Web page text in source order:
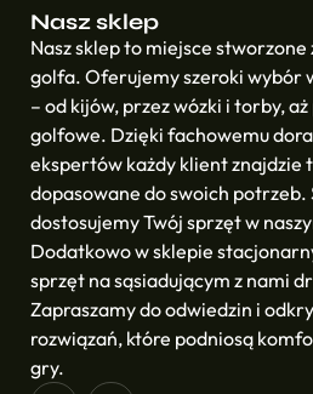
Nasz sklep
Nasz sklep to miejsce
golfa. Oferujemy szeroki wybór
– od kijów, przez wózki i torby,
golfowe. Dzięki fachowemu
ekspertów każdy klient znajdzie
dopasowane do swoich potrzeb.
dostosujemy Twój sprzęt w
Dodatkowo w sklepie
sprzęt na sąsiadującym z nami
Zapraszamy do odwiedzin i
rozwiązań, które podniosą
gry.